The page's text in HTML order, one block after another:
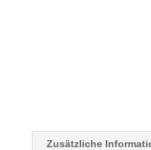
Zusätzliche